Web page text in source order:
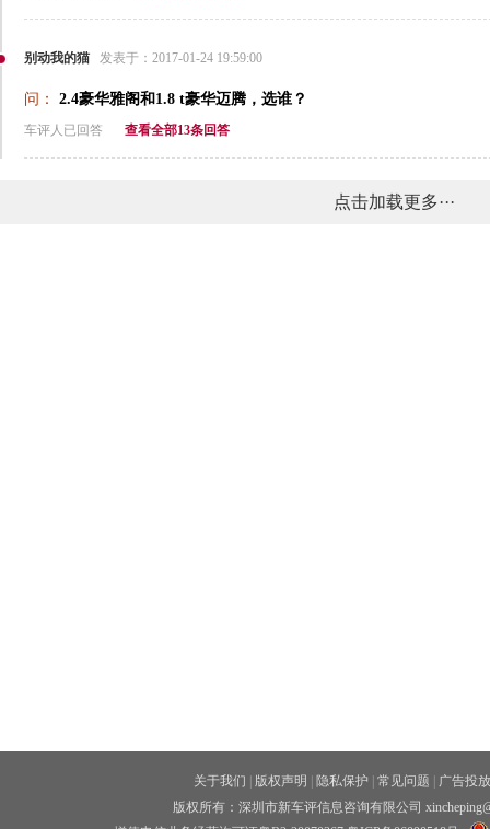
别动我的猫 发表于：2017-01-24 19:59:00
问： 2.4豪华雅阁和1.8 t豪华迈腾，选谁？
车评人已回答 查看全部13条回答
点击加载更多···
关于我们 版权声明 隐私保护 常见问题
广告投放
版权所有：深圳市新车评信息咨询有限公司